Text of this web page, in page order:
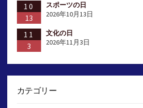
10
13
スポーツの日
2026年10月13日
11
3
文化の日
2026年11月3日
カテゴリー